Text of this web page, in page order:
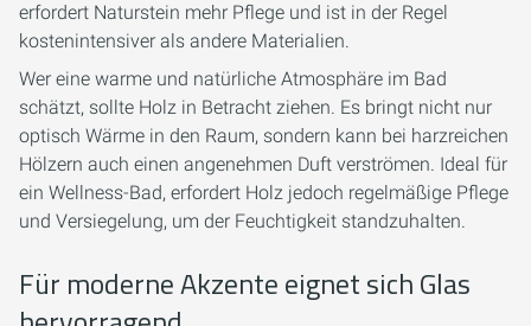
erfordert Naturstein mehr Pflege und ist in der Regel
kostenintensiver als andere Materialien.
Wer eine warme und natürliche Atmosphäre im Bad
schätzt, sollte Holz in Betracht ziehen. Es bringt nicht nur
optisch Wärme in den Raum, sondern kann bei harzreichen
Hölzern auch einen angenehmen Duft verströmen. Ideal für
ein Wellness-Bad, erfordert Holz jedoch regelmäßige Pflege
und Versiegelung, um der Feuchtigkeit standzuhalten.
Für moderne Akzente eignet sich Glas